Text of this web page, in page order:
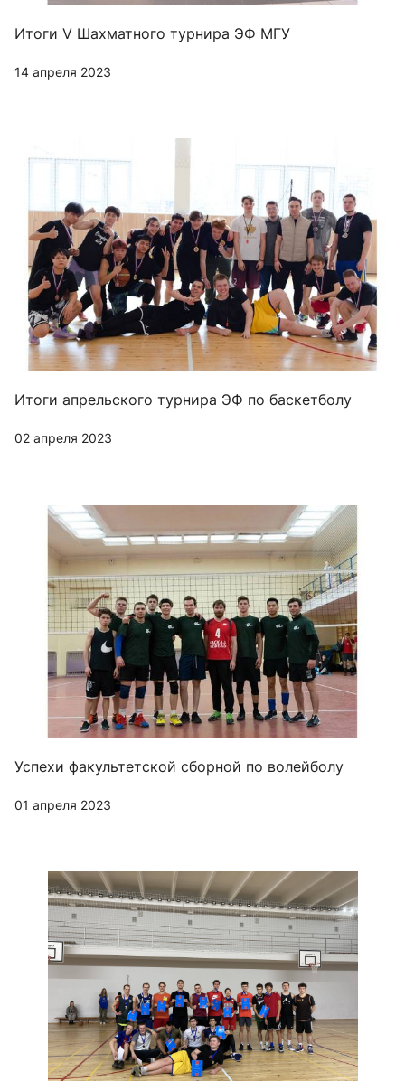
Итоги V Шахматного турнира ЭФ МГУ
14 апреля 2023
Итоги апрельского турнира ЭФ по баскетболу
02 апреля 2023
Успехи факультетской сборной по волейболу
01 апреля 2023